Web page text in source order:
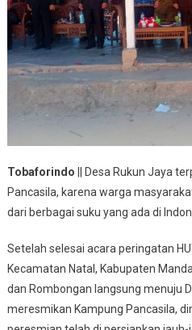
Tobaforindo || Desa Rukun Jaya
Pancasila, karena warga
dari berbagai suku yang ada di
Setelah selesai acara peringatan
Kecamatan Natal, Kabupaten
dan Rombongan langsung menuju
meresmikan Kampung Pancasila,